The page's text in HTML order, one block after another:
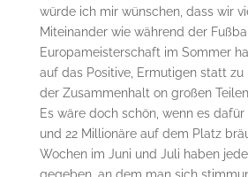
würde ich mir wünschen, dass wir
Miteinander wie während der
Europameisterschaft im Sommer
auf das Positive, Ermutigen statt zu
der Zusammenhalt on großen
Es wäre doch schön, wenn es
und 22 Millionäre auf dem Platz
Wochen im Juni und Juli haben